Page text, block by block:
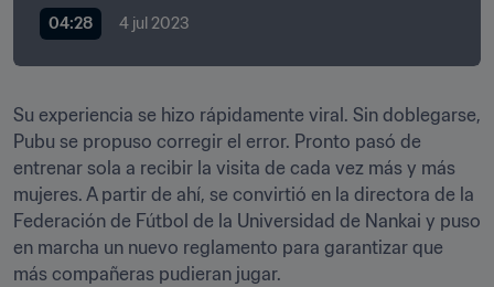
04:28 4 jul 2023
Su experiencia se hizo rápidamente viral. Sin doblegarse,
Pubu se propuso corregir el error. Pronto pasó de
entrenar sola a recibir la visita de cada vez más y más
mujeres. A partir de ahí, se convirtió en la directora de la
Federación de Fútbol de la Universidad de Nankai y puso
en marcha un nuevo reglamento para garantizar que
más compañeras pudieran jugar.